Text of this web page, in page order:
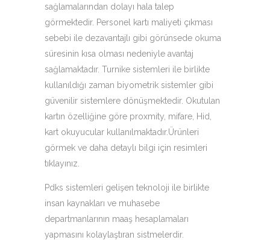
sağlamalarından dolayı hala talep
görmektedir. Personel kartı maliyeti çıkması
sebebi ile dezavantajlı gibi görünsede okuma
süresinin kısa olması nedeniyle avantaj
sağlamaktadır. Turnike sistemleri ile birlikte
kullanıldığı zaman biyometrik sistemler gibi
güvenilir sistemlere dönüşmektedir. Okutulan
kartın özelliğine göre proxmity, mifare, Hid,
kart okuyucular kullanılmaktadır.Ürünleri
görmek ve daha detaylı bilgi için resimleri
tıklayınız.
Pdks sistemleri gelişen teknoloji ile birlikte
insan kaynakları ve muhasebe
departmanlarının maaş hesaplamaları
yapmasını kolaylaştıran sistmelerdir.